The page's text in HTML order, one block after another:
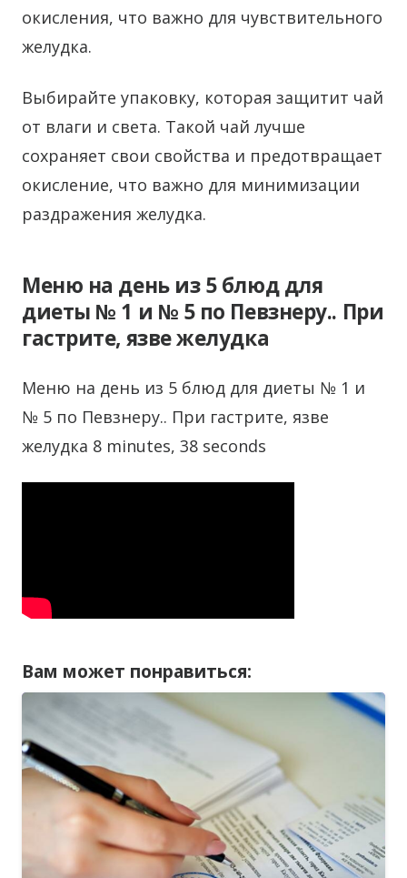
окисления, что важно для чувствительного
желудка.
Выбирайте упаковку, которая защитит чай
от влаги и света. Такой чай лучше
сохраняет свои свойства и предотвращает
окисление, что важно для минимизации
раздражения желудка.
Меню на день из 5 блюд для
диеты № 1 и № 5 по Певзнеру.. При
гастрите, язве желудка
Меню на день из 5 блюд для диеты № 1 и
№ 5 по Певзнеру.. При гастрите, язве
желудка 8 minutes, 38 seconds
Вам может понравиться: